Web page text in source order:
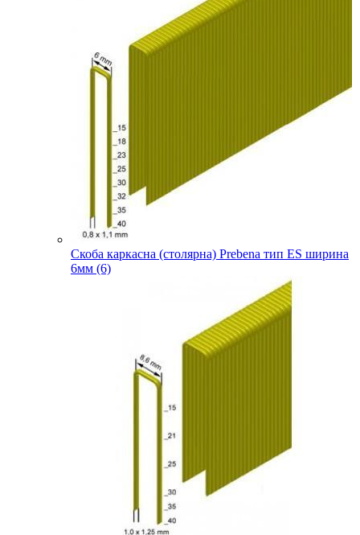
Скоба каркасна (столярна) Prebena тип ES ширина
6мм (6)